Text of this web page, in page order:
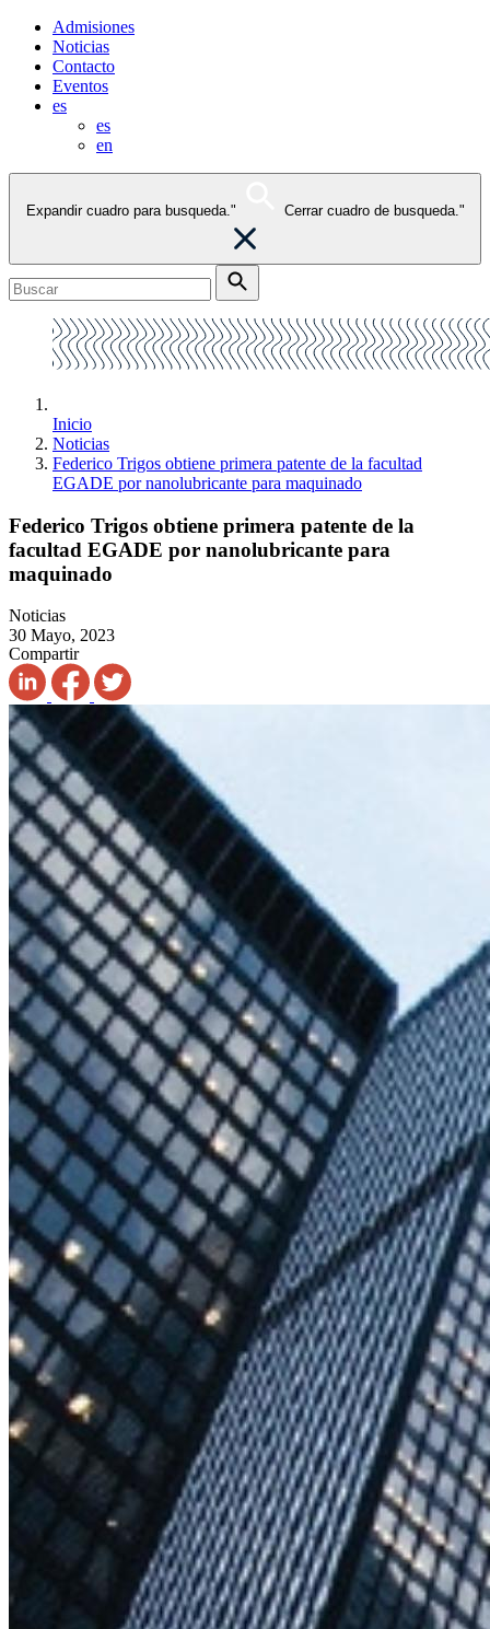
Admisiones
Noticias
Contacto
Eventos
es
es
en
Expandir cuadro para busqueda." Cerrar cuadro de busqueda."
Inicio
Noticias
Federico Trigos obtiene primera patente de la facultad
EGADE por nanolubricante para maquinado
Federico Trigos obtiene primera patente de la
facultad EGADE por nanolubricante para
maquinado
Noticias
30 Mayo, 2023
Compartir